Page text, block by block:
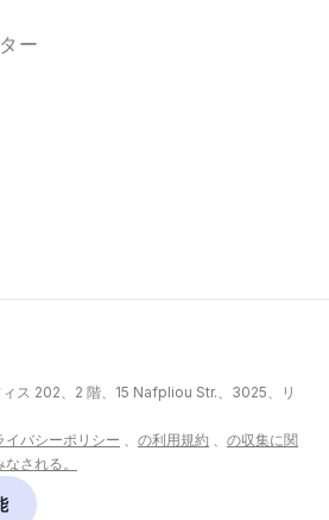
ー
ス 202、2 階、15 Nafpliou Str.、3025、リ
イバシーポリシー 、 の利用規約 、 の収集に関
される。